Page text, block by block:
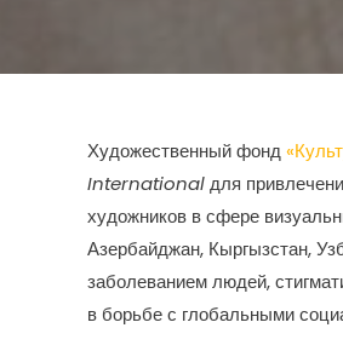
Художественный фонд
Internationalдля
художников в сфере
Азербайджан, Кыргызстан,
заболеванием людей,
в борьбе с глобальными